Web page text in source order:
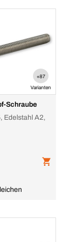
+87
Varianten
Schraube
Edelstahl A2,